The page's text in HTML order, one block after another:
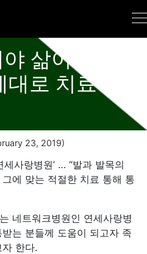
삶이 편안”
로 치료해
23, 2019)
사랑병원’ … “발과 발목의
에 맞는 적절한 치료 통해 통
네트워크병원인 연세사랑병
는 분들께 도움이 되고자 족
한다.